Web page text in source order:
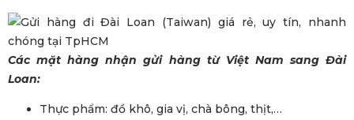
Các mặt hàng nhận gửi hàng từ Việt Nam sang Đài
Loan:
Thực phẩm: đồ khô, gia vị, chà bông, thịt,…